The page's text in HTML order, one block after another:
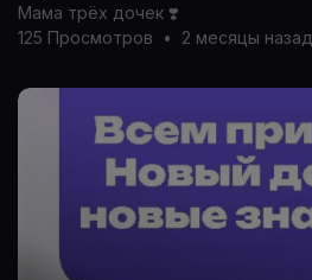
Мама трёх дочек ❣️
125 Просмотров
• 2 месяцы назад